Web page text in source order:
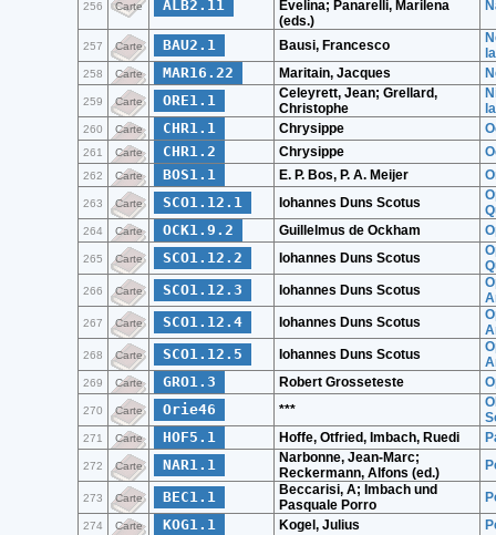
256 Carte ALB2.11
Evelina; Panarelli, Marilena
(eds.)
257 Carte BAU2.1 Bausi, Francesco
258 Carte MAR16.22 Maritain, Jacques
259 Carte ORE1.1
Celeyrett, Jean; Grellard,
Christophe
260 Carte CHR1.1 Chrysippe
261 Carte CHR1.2 Chrysippe
262 Carte BOS1.1 E. P. Bos, P. A. Meijer
263 Carte SCO1.12.1 Iohannes Duns Scotus
264 Carte OCK1.9.2 Guillelmus de Ockham
265 Carte SCO1.12.2 Iohannes Duns Scotus
266 Carte SCO1.12.3 Iohannes Duns Scotus
267 Carte SCO1.12.4 Iohannes Duns Scotus
268 Carte SCO1.12.5 Iohannes Duns Scotus
269 Carte GRO1.3 Robert Grosseteste
270 Carte Orie46 ***
271 Carte HOF5.1 Hoffe, Otfried, Imbach, Ruedi
272 Carte NAR1.1
Narbonne, Jean-Marc;
Reckermann, Alfons (ed.)
273 Carte BEC1.1
Beccarisi, A; Imbach und
Pasquale Porro
274 Carte KOG1.1 Kogel, Julius